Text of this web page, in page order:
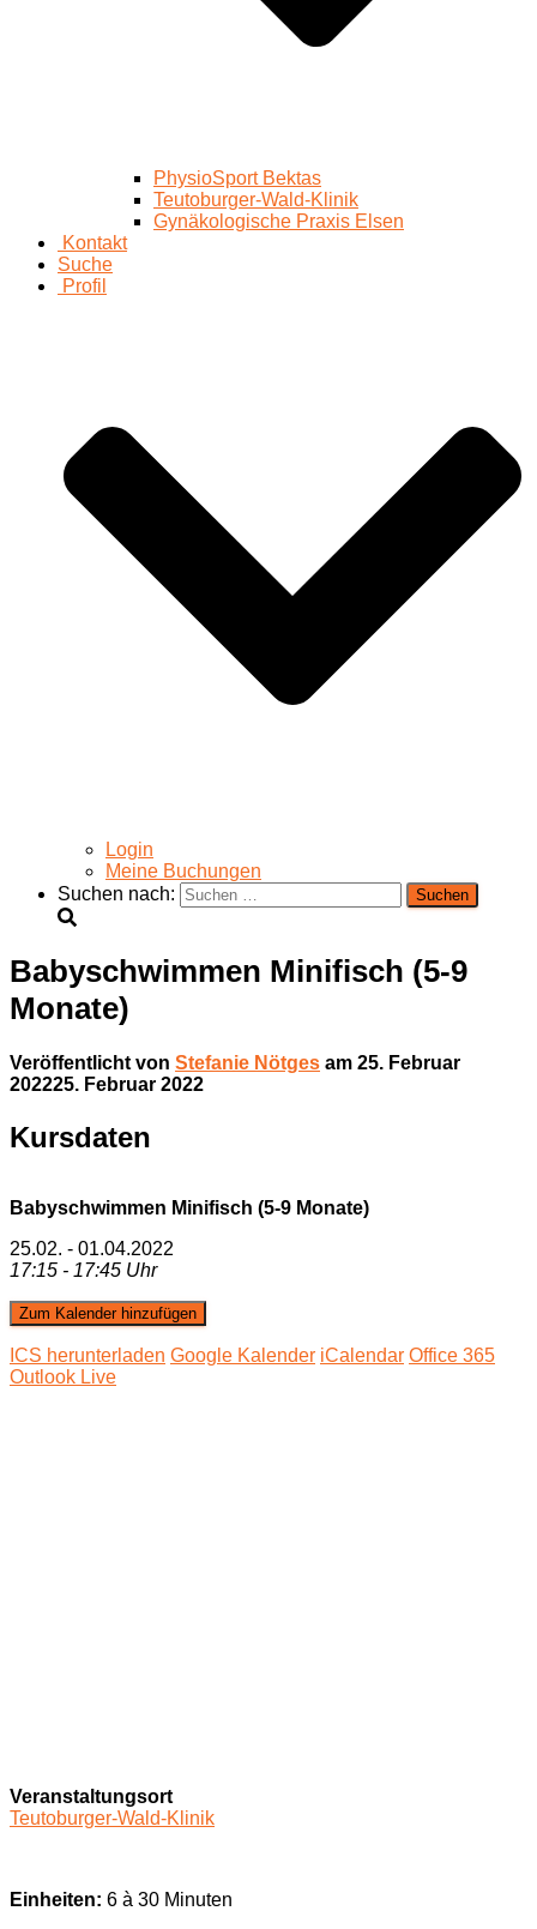
PhysioSport Bektas
Teutoburger-Wald-Klinik
Gynäkologische Praxis Elsen
Kontakt
Suche
Profil
Login
Meine Buchungen
Suchen nach:
Babyschwimmen Minifisch (5-9
Monate)
Veröffentlicht von Stefanie Nötges am 25. Februar
202225. Februar 2022
Kursdaten
Babyschwimmen Minifisch (5-9 Monate)
25.02. - 01.04.2022
17:15 - 17:45 Uhr
Zum Kalender hinzufügen
ICS herunterladen Google Kalender iCalendar Office 365
Outlook Live
Veranstaltungsort
Teutoburger-Wald-Klinik
Einheiten: 6 à 30 Minuten